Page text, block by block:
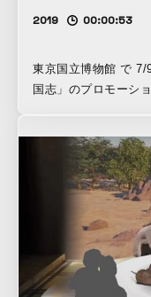
2019 00:00:53
東京国立博物館 で 7/
国志」のプロモーシ
「三國志」「真・三
成され、新たな”名”
するコンテンツで
念 特別展「三国志
月16日(月・祝) 九州
1月5日(日)